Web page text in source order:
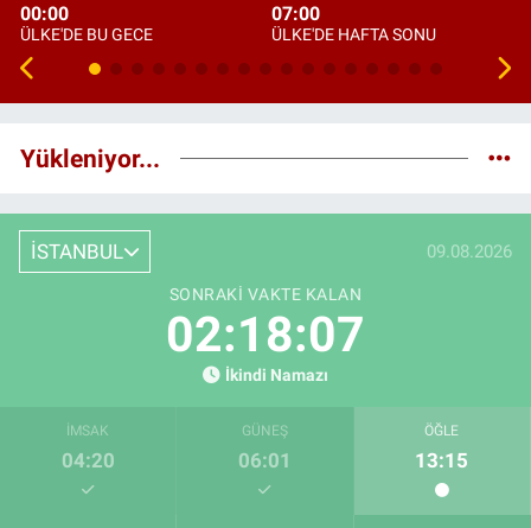
00:00
ÜLKE'DE BU GECE
07:00
ÜLKE'DE HAFTA SONU
Yükleniyor...
İSTANBUL 09.08.2026
SONRAKI VAKTE KALAN
02:18:06
İkindi Namazı
İMSAK
04:20
GÜNEŞ
06:01
ÖĞLE
13:15